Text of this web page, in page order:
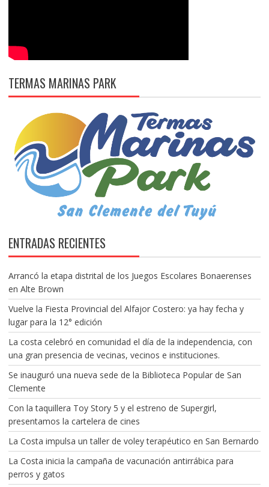
TERMAS MARINAS PARK
ENTRADAS RECIENTES
Arrancó la etapa distrital de los Juegos Escolares Bonaerenses
en Alte Brown
Vuelve la Fiesta Provincial del Alfajor Costero: ya hay fecha y
lugar para la 12° edición
La costa celebró en comunidad el día de la independencia, con
una gran presencia de vecinas, vecinos e instituciones.
Se inauguró una nueva sede de la Biblioteca Popular de San
Clemente
Con la taquillera Toy Story 5 y el estreno de Supergirl,
presentamos la cartelera de cines
La Costa impulsa un taller de voley terapéutico en San Bernardo
La Costa inicia la campaña de vacunación antirrábica para
perros y gatos